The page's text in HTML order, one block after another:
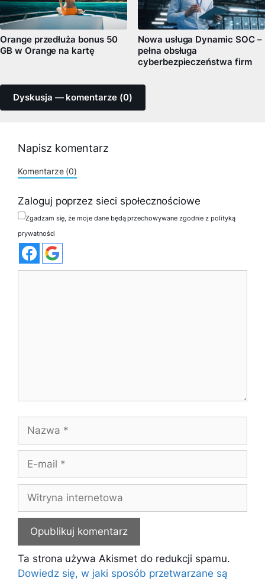
Orange przedłuża bonus 50
GB w Orange na kartę
Nowa usługa Dynamic SOC –
pełna obsługa
cyberbezpieczeństwa firm
Dyskusja — komentarze (0)
Napisz komentarz
Komentarze (0)
Zaloguj poprzez sieci społecznościowe
Zgadzam się, że moje dane będą przechowywane zgodnie z polityką
prywatności
mail
internetowa
Ta strona używa Akismet do redukcji spamu.
Dowiedz się, w jaki sposób przetwarzane są